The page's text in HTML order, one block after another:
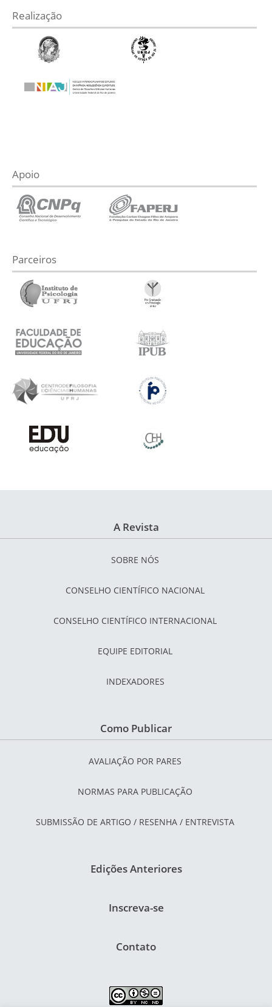
Realização
Apoio
Parceiros
A Revista
SOBRE NÓS
CONSELHO CIENTÍFICO NACIONAL
CONSELHO CIENTÍFICO INTERNACIONAL
EQUIPE EDITORIAL
INDEXADORES
Como Publicar
AVALIAÇÃO POR PARES
NORMAS PARA PUBLICAÇÃO
SUBMISSÃO DE ARTIGO / RESENHA / ENTREVISTA
Edições Anteriores
Inscreva-se
Contato